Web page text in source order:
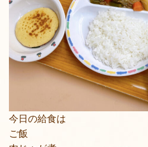
今日の給食は
ご飯